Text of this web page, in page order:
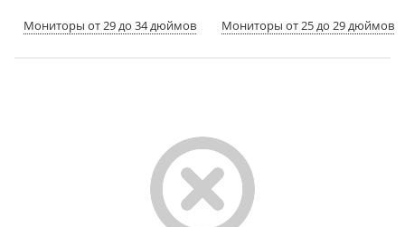
Мониторы от 29 до 34 дюймов Мониторы от 25 до 29 дюймов